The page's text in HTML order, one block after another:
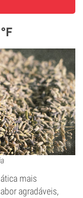
mais
agradáveis,